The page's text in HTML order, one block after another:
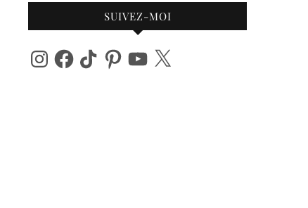
SUIVEZ-MOI
InstagramFacebook
TikTok PinterestYouTube
X